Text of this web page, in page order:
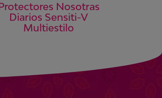
Nosotras
Diarios Sensiti-V
Multiestilo